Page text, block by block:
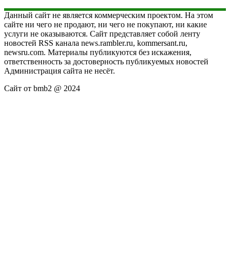
Данный сайт не является коммерческим проектом. На этом
сайте ни чего не продают, ни чего не покупают, ни какие
услуги не оказываются. Сайт представляет собой ленту
новостей RSS канала news.rambler.ru, kommersant.ru,
newsru.com. Материалы публикуются без искажения,
ответственность за достоверность публикуемых новостей
Администрация сайта не несёт.
Сайт от bmb2 @ 2024